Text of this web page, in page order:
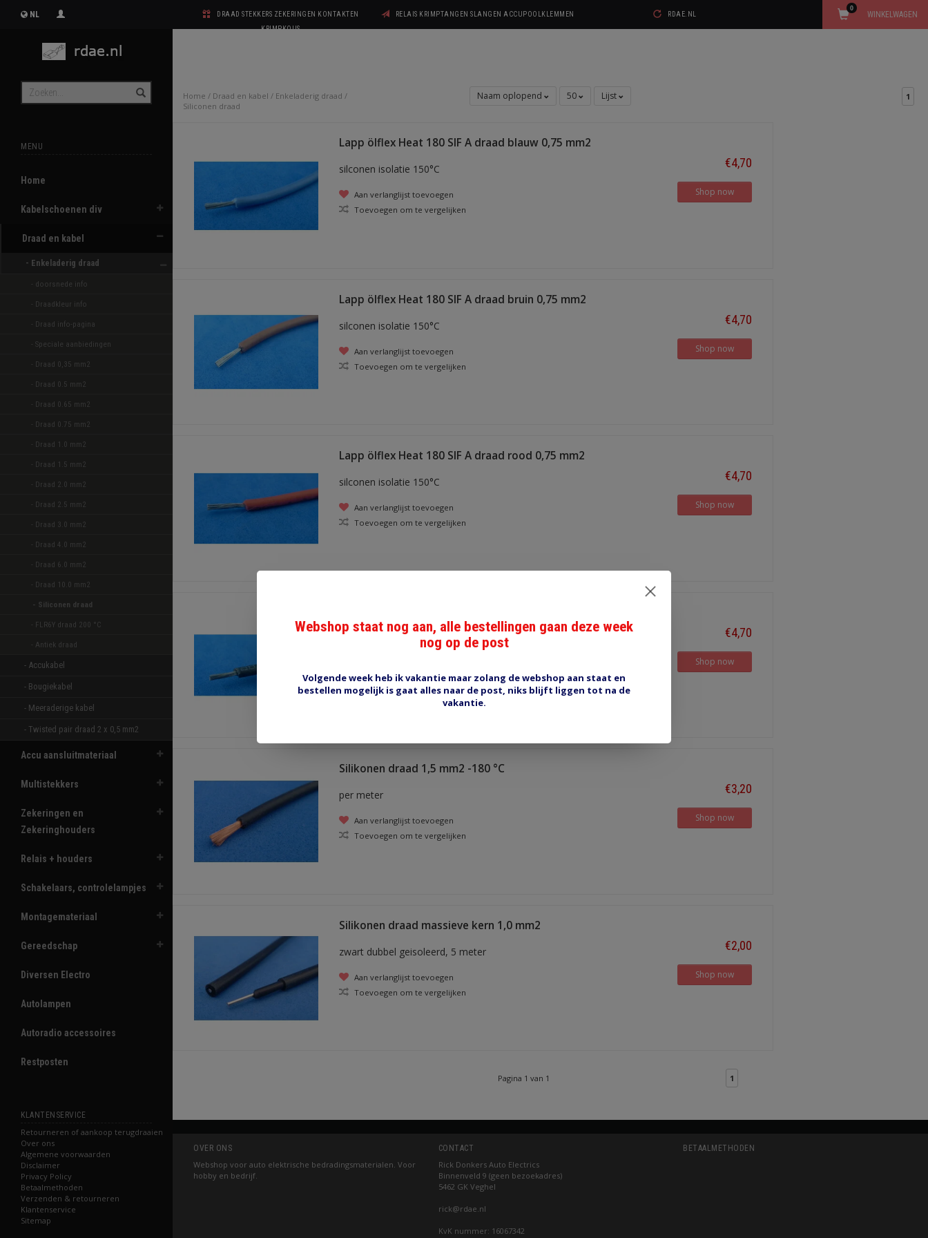
NL
DRAAD STEKKERS ZEKERINGEN KONTAKTEN
KRIMPKOUS
RELAIS KRIMPTANGEN SLANGEN ACCUPOOLKLEMMEN RDAE.NL WINKELWAGEN
0
MENU
Home
Kabelschoenen div
Draad en kabel
- Enkeladerig draad
- doorsnede info
- Draadkleur info
- Draad info-pagina
- Speciale aanbiedingen
- Draad 0,35 mm2
- Draad 0.5 mm2
- Draad 0.65 mm2
- Draad 0.75 mm2
- Draad 1.0 mm2
- Draad 1.5 mm2
- Draad 2.0 mm2
- Draad 2.5 mm2
- Draad 3.0 mm2
- Draad 4.0 mm2
- Draad 6.0 mm2
- Draad 10.0 mm2
- Siliconen draad
- FLR6Y draad 200 °C
- Antiek draad
- Accukabel
- Bougiekabel
- Meeraderige kabel
- Twisted pair draad 2 x 0,5 mm2
Accu aansluitmateriaal
Multistekkers
Zekeringen en
Zekeringhouders
Relais + houders
Schakelaars, controlelampjes
Montagemateriaal
Gereedschap
Diversen Electro
Autolampen
Autoradio accessoires
Restposten
KLANTENSERVICE
Retourneren of aankoop terugdraaien
Over ons
Algemene voorwaarden
Disclaimer
Privacy Policy
Betaalmethoden
Verzenden & retourneren
Klantenservice
Sitemap
Home / Draad en kabel / Enkeladerig draad /
Siliconen draad
Naam oplopend 50 Lijst 1
Lapp ölflex Heat 180 SIF A draad blauw 0,75 mm2
silconen isolatie 150°C
Aan verlanglijst toevoegen
Toevoegen om te vergelijken
€4,70
Shop now
Lapp ölflex Heat 180 SIF A draad bruin 0,75 mm2
silconen isolatie 150°C
Aan verlanglijst toevoegen
Toevoegen om te vergelijken
€4,70
Shop now
Lapp ölflex Heat 180 SIF A draad rood 0,75 mm2
silconen isolatie 150°C
Aan verlanglijst toevoegen
Toevoegen om te vergelijken
€4,70
Shop now
silconen isolatie 150°C
Toevoegen om te vergelijken
€4,70
Shop now
Silikonen draad 1,5 mm2 -180 °C
per meter
Aan verlanglijst toevoegen
Toevoegen om te vergelijken
€3,20
Shop now
Silikonen draad massieve kern 1,0 mm2
zwart dubbel geisoleerd, 5 meter
Aan verlanglijst toevoegen
Toevoegen om te vergelijken
€2,00
Shop now
Pagina 1 van 1 1
OVER ONS
Webshop voor auto elektrische bedradingsmaterialen. Voor
hobby en bedrijf.
CONTACT
Rick Donkers Auto Electrics
Binnenveld 9 (geen bezoekadres)
5462 GK Veghel
rick@rdae.nl
KvK nummer: 16067342
BETAALMETHODEN
Webshop staat nog aan, alle bestellingen gaan deze week
nog op de post
Volgende week heb ik vakantie maar zolang de webshop aan staat en
bestellen mogelijk is gaat alles naar de post, niks blijft liggen tot na de
vakantie.